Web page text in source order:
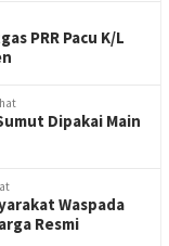
PRR Pacu K/L
Dipakai Main
Waspada
Resmi